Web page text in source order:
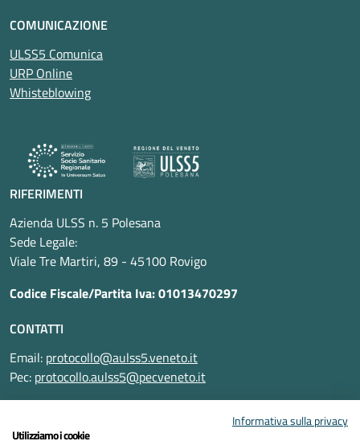
COMUNICAZIONE
ULSS5 Comunica
URP Online
Whisteblowing
RIFERIMENTI
Azienda ULSS n. 5 Polesana
Sede Legale:
Viale Tre Martiri, 89 - 45100 Rovigo
Codice Fiscale/Partita Iva: 01013470297
CONTATTI
Email: protocollo@aulss5.veneto.it
Pec: protocollo.aulss5@pecveneto.it
Informativa sulla privacy
Utilizziamo i cookie